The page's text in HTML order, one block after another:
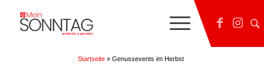
Startseite »Genussevents im Herbst